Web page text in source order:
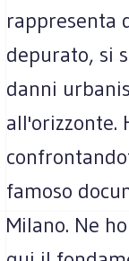
rappresenta
depurato, si
danni
all'orizzonte.
famoso
Milano. Ne